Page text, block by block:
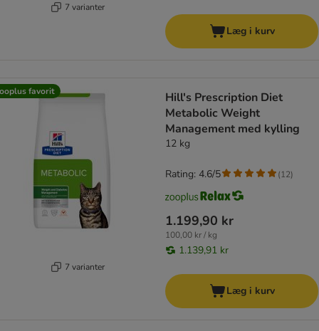
7 varianter
Læg i kurv
favorit
7 varianter
Hill's Prescription Diet
Metabolic Weight
Management med kylling
12 kg
1.199,90 kr
100,00 kr / kg
1.139,91 kr
Rating: 4.6/5 (12)
Læg i kurv